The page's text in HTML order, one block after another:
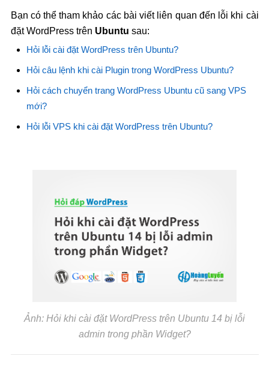
Bạn có thể tham khảo các bài viết liên quan đến lỗi khi cài
đặt WordPress trên Ubuntu sau:
Hỏi lỗi cài đặt WordPress trên Ubuntu?
Hỏi câu lệnh khi cài Plugin trong WordPress Ubuntu?
Hỏi cách chuyển trang WordPress Ubuntu cũ sang VPS
mới?
Hỏi lỗi VPS khi cài đặt WordPress trên Ubuntu?
Ảnh: Hỏi khi cài đặt WordPress trên Ubuntu 14 bị lỗi
admin trong phần Widget?